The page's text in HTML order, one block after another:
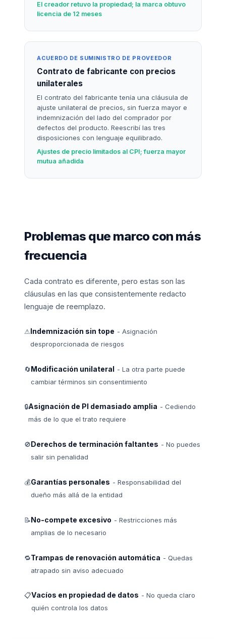
El creador retuvo la propiedad; la marca obtuvo
licencia de 12 meses
ACUERDO DE SUMINISTRO DE PROVEEDOR
Contrato de fabricante con precios
unilaterales
El contrato del fabricante tenía una cláusula de
ajuste unilateral de precios, sin fuerza mayor e
indemnización del lado del comprador por
defectos del producto. Reescribí las tres
disposiciones con lenguaje equilibrado.
Ajustes de precio limitados al CPI; fuerza mayor
mutua añadida
Problemas que marco con más
frecuencia
Cada contrato es diferente, pero estas son las
cláusulas en las que consistentemente redacto
lenguaje de reemplazo.
⚠Indemnización sin tope - Asignación
desproporcionada de riesgos
🔄Modificación unilateral - La otra parte puede
cambiar términos sin consentimiento
🔒Asignación de PI demasiado amplia - Cediendo
más de lo que el trato requiere
🚫Derechos de terminación faltantes - No puedes
salir sin penalidad
💰Garantías personales - Responsabilidad del
dueño más allá de la entidad
📝No-compete excesivo - Restricciones más
amplias de lo necesario
🔁Trampas de renovación automática - Quedas
atrapado sin aviso adecuado
📋Vacíos en propiedad de datos - No queda claro
quién controla los datos